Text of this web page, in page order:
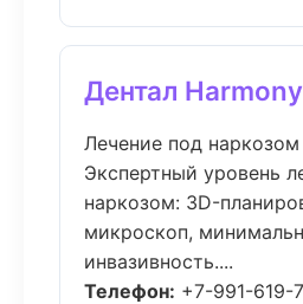
Дентал
Лечение под
Экспертный уровень
наркозом: 3D-
микроскоп,
инвазивность....
Телефон: +7-991-619-